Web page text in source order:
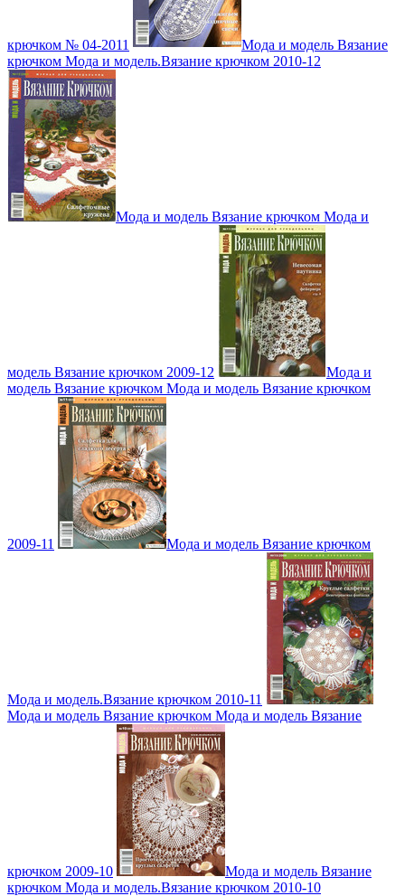
крючком № 04-2011
Мода и модель Вязание
крючком Мода и модель.Вязание крючком 2010-12
Мода и модель Вязание крючком Мода и
модель Вязание крючком 2009-12
Мода и
модель Вязание крючком Мода и модель Вязание крючком
2009-11 Мода и модель Вязание крючком
Мода и модель.Вязание крючком 2010-11
Мода и модель Вязание крючком Мода и модель Вязание
крючком 2009-10
Мода и модель Вязание
крючком Мода и модель.Вязание крючком 2010-10